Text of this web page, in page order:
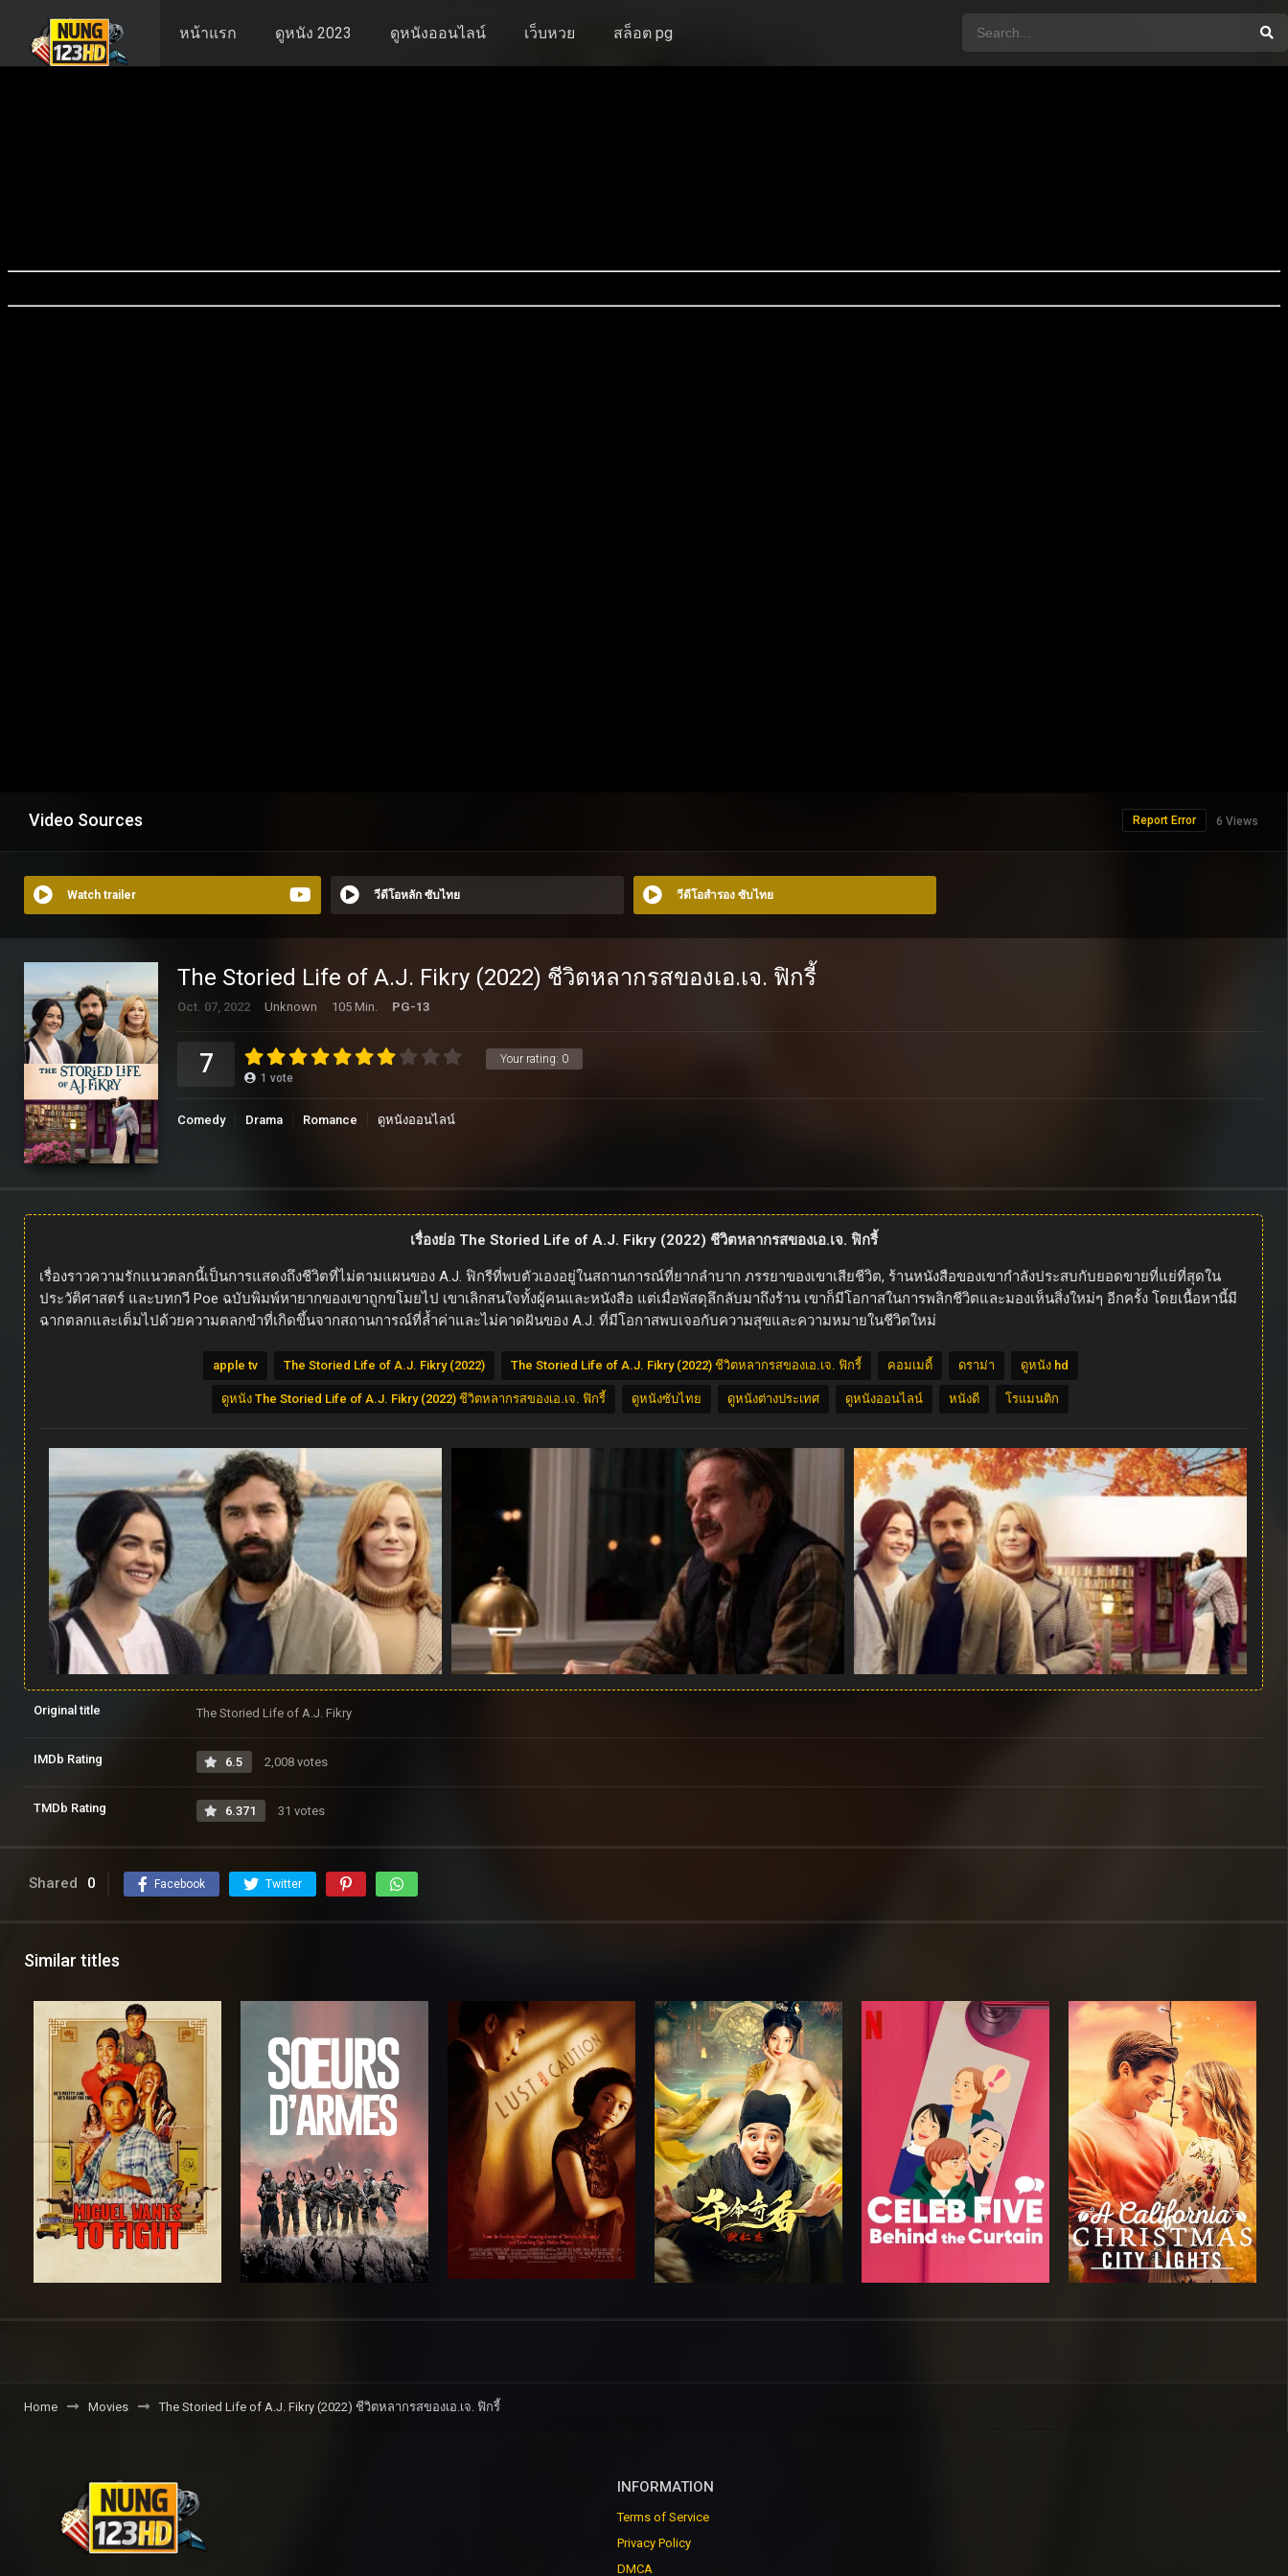
หน้าแรก ดูหนัง 2023 ดูหนังออนไลน์ เว็บหวย สล็อต pg
Video Sources 6 Views
Report Error
Watch trailer วีดีโอหลัก ซับไทย วีดีโอสำรอง ซับไทย
The Storied Life of A.J. Fikry (2022) ชีวิตหลากรสของเอ.เจ. ฟิกรี้
Oct. 07, 2022 Unknown 105 Min. PG-13
Your rating: 0
7 1 vote
Comedy Drama Romance ดูหนังออนไลน์
เรื่องย่อ The Storied Life of A.J. Fikry (2022) ชีวิตหลากรสของเอ.เจ. ฟิกรี้
เรื่องราวความรักแนวตลกนี้เป็นการแสดงถึงชีวิตที่ไม่ตามแผนของ A.J. ฟิกรีที่พบตัวเองอยู่ในสถานการณ์ที่ยากลำบาก ภรรยาของเขาเสียชีวิต, ร้านหนังสือของเขากำลังประสบกับยอดขายที่แย่ที่สุดใน
ประวัติศาสตร์ และบทกวี Poe ฉบับพิมพ์หายากของเขาถูกขโมยไป เขาเลิกสนใจทั้งผู้คนและหนังสือ แต่เมื่อพัสดุลึกลับมาถึงร้าน เขาก็มีโอกาสในการพลิกชีวิตและมองเห็นสิ่งใหม่ๆ อีกครั้ง โดยเนื้อหานี้มี
ฉากตลกและเต็มไปด้วยความตลกขำที่เกิดขึ้นจากสถานการณ์ที่ล้ำค่าและไม่คาดฝันของ A.J. ที่มีโอกาสพบเจอกับความสุขและความหมายในชีวิตใหม่
apple tv The Storied Life of A.J. Fikry (2022) The Storied Life of A.J. Fikry (2022) ชีวิตหลากรสของเอ.เจ. ฟิกรี้ คอมเมดี้ ดราม่า ดูหนัง hd
ดูหนัง The Storied Life of A.J. Fikry (2022) ชีวิตหลากรสของเอ.เจ. ฟิกรี้ ดูหนังซับไทย ดูหนังต่างประเทศ ดูหนังออนไลน์ หนังดี โรแมนติก
Original title The Storied Life of A.J. Fikry
IMDb Rating 6.5 2,008 votes
TMDb Rating 6.371 31 votes
Shared 0 Facebook Twitter
Similar titles
Home Movies The Storied Life of A.J. Fikry (2022) ชีวิตหลากรสของเอ.เจ. ฟิกรี้
INFORMATION
Terms of Service
Privacy Policy
DMCA